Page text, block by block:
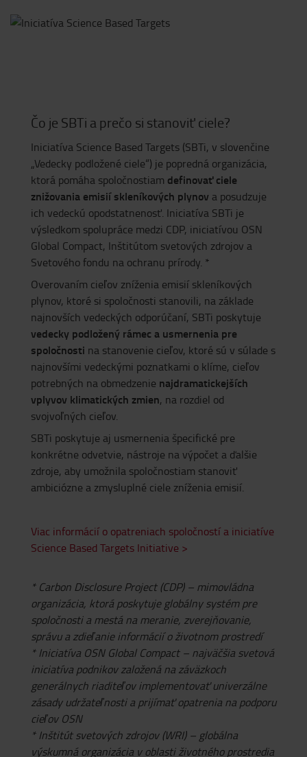
Čo je SBTi a prečo si stanoviť ciele?
Iniciatíva Science Based Targets (SBTi, v slovenčine
„Vedecky podložené ciele“) je popredná organizácia,
ktorá pomáha spoločnostiam definovať ciele
znižovania emisií skleníkových plynov a posudzuje
ich vedeckú opodstatnenosť. Iniciatíva SBTi je
výsledkom spolupráce medzi CDP, iniciatívou OSN
Global Compact, Inštitútom svetových zdrojov a
Svetového fondu na ochranu prírody. *
Overovaním cieľov zníženia emisií skleníkových
plynov, ktoré si spoločnosti stanovili, na základe
najnovších vedeckých odporúčaní, SBTi poskytuje
vedecky podložený rámec a usmernenia pre
spoločnosti na stanovenie cieľov, ktoré sú v súlade s
najnovšími vedeckými poznatkami o klíme, cieľov
potrebných na obmedzenie najdramatickejších
vplyvov klimatických zmien, na rozdiel od
svojvoľných cieľov.
SBTi poskytuje aj usmernenia špecifické pre
konkrétne odvetvie, nástroje na výpočet a ďalšie
zdroje, aby umožnila spoločnostiam stanoviť
ambiciózne a zmysluplné ciele zníženia emisií.
Viac informácií o opatreniach spoločností a iniciatíve
Science Based Targets Initiative >
* Carbon Disclosure Project (CDP) – mimovládna
organizácia, ktorá poskytuje globálny systém pre
spoločnosti a mestá na meranie, zverejňovanie,
správu a zdieľanie informácií o životnom prostredí
* Iniciatíva OSN Global Compact – najväčšia svetová
iniciatíva podnikov založená na záväzkoch
generálnych riaditeľov implementovať univerzálne
zásady udržateľnosti a prijímať opatrenia na podporu
cieľov OSN
* Inštitút svetových zdrojov (WRI) – globálna
výskumná organizácia v oblasti životného prostredia